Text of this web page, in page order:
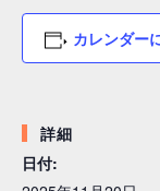
カレンダー
詳細
日付: